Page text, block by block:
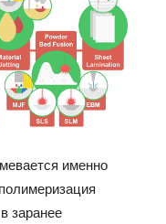
именно
заранее